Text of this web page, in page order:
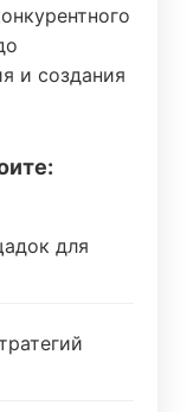
и создания
для